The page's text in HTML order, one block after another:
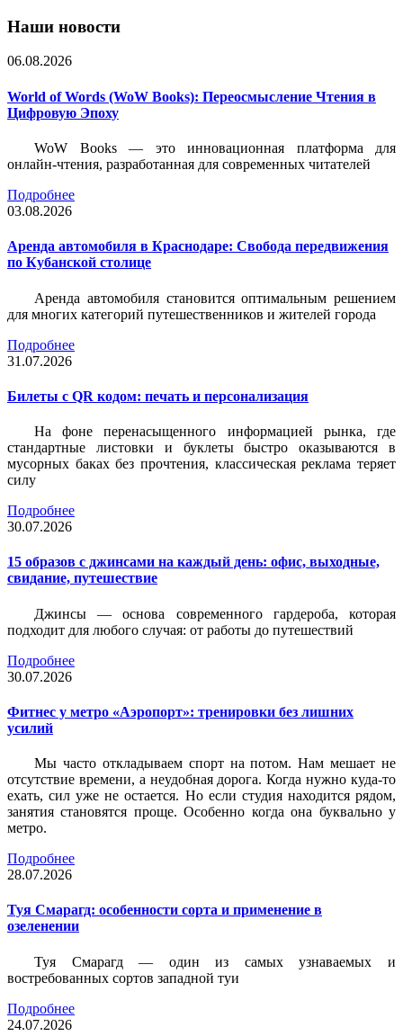
Наши новости
06.08.2026
World of Words (WoW Books): Переосмысление Чтения в
Цифровую Эпоху
WoW Books — это инновационная платформа для
онлайн-чтения, разработанная для современных читателей
Подробнее
03.08.2026
Аренда автомобиля в Краснодаре: Свобода передвижения
по Кубанской столице
Аренда автомобиля становится оптимальным решением
для многих категорий путешественников и жителей города
Подробнее
31.07.2026
Билеты c QR кодом: печать и персонализация
На фоне перенасыщенного информацией рынка, где
стандартные листовки и буклеты быстро оказываются в
мусорных баках без прочтения, классическая реклама теряет
силу
Подробнее
30.07.2026
15 образов с джинсами на каждый день: офис, выходные,
свидание, путешествие
Джинсы — основа современного гардероба, которая
подходит для любого случая: от работы до путешествий
Подробнее
30.07.2026
Фитнес у метро «Аэропорт»: тренировки без лишних
усилий
Мы часто откладываем спорт на потом. Нам мешает не
отсутствие времени, а неудобная дорога. Когда нужно куда-то
ехать, сил уже не остается. Но если студия находится рядом,
занятия становятся проще. Особенно когда она буквально у
метро.
Подробнее
28.07.2026
Туя Смарагд: особенности сорта и применение в
озеленении
Туя Смарагд — один из самых узнаваемых и
востребованных сортов западной туи
Подробнее
24.07.2026